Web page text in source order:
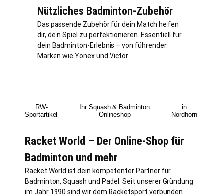
Nützliches Badminton-Zubehör
Das passende Zubehör für dein Match helfen
dir, dein Spiel zu perfektionieren. Essentiell für
dein Badminton-Erlebnis – von führenden
Marken wie Yonex und Victor.
RW-
Sportartikel
Ihr Squash & Badminton
Onlineshop
in
Nordhorn
Racket World – Der Online-Shop für
Badminton und mehr
Racket World ist dein kompetenter Partner für
Badminton, Squash und Padel. Seit unserer Gründung
im Jahr 1990 sind wir dem Racketsport verbunden.